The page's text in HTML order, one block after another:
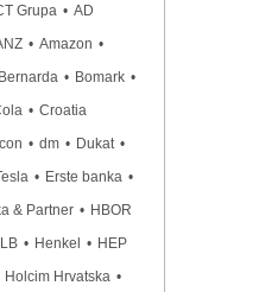
Grupa • AD
• Amazon •
Bernarda • Bomark •
• Croatia
• dm • Dukat •
• Erste banka •
& Partner • HBOR
• Henkel • HEP
Holcim Hrvatska •